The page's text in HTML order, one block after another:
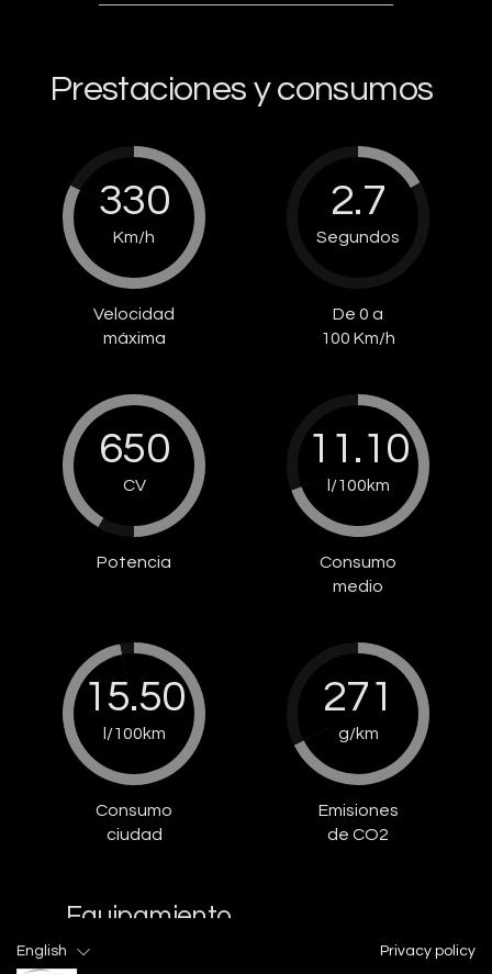
Prestaciones y consumos
330
Km/h
Velocidad
máxima
2.7
Segundos
De 0 a
100 Km/h
650
CV
Potencia
11.10
l/100km
Consumo
medio
15.50
l/100km
Consumo
ciudad
271
g/km
Emisiones
de CO2
Equipamiento
serie incluido
English Privacy policy